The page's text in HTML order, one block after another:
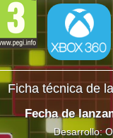
Ficha técnica de
Fecha de
Desarrollo: